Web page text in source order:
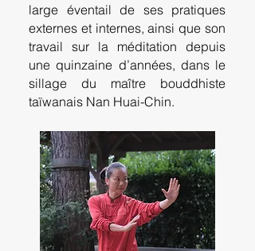
large éventail de ses pratiques
externes et internes, ainsi que son
travail sur la méditation depuis
une quinzaine d’années, dans le
sillage du maître bouddhiste
taïwanais Nan Huai-Chin.